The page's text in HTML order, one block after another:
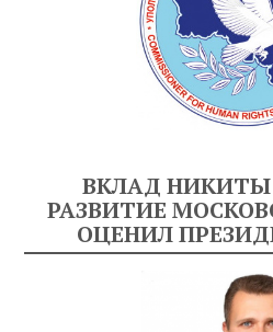
ВКЛАД
РАЗВИТИЕ
ОЦЕНИЛ